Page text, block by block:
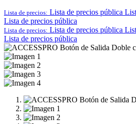
Lista de precios: Lista de precios pública
Lista de precios pública
Lista de precios: Lista de precios pública
Lista de precios pública